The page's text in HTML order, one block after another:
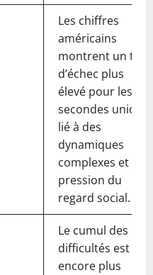
Les chiffres
américains
montrent un taux
d’échec plus
élevé pour les
secondes unions,
lié à des
dynamiques
complexes et à la
pression du
regard social.
Le cumul des
difficultés est
encore plus